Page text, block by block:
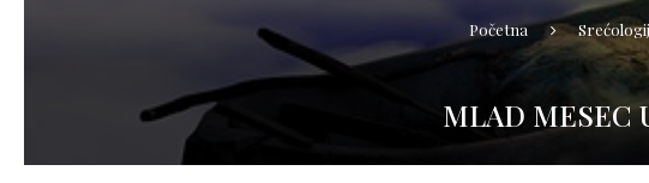
Početna
MLAD MESEC